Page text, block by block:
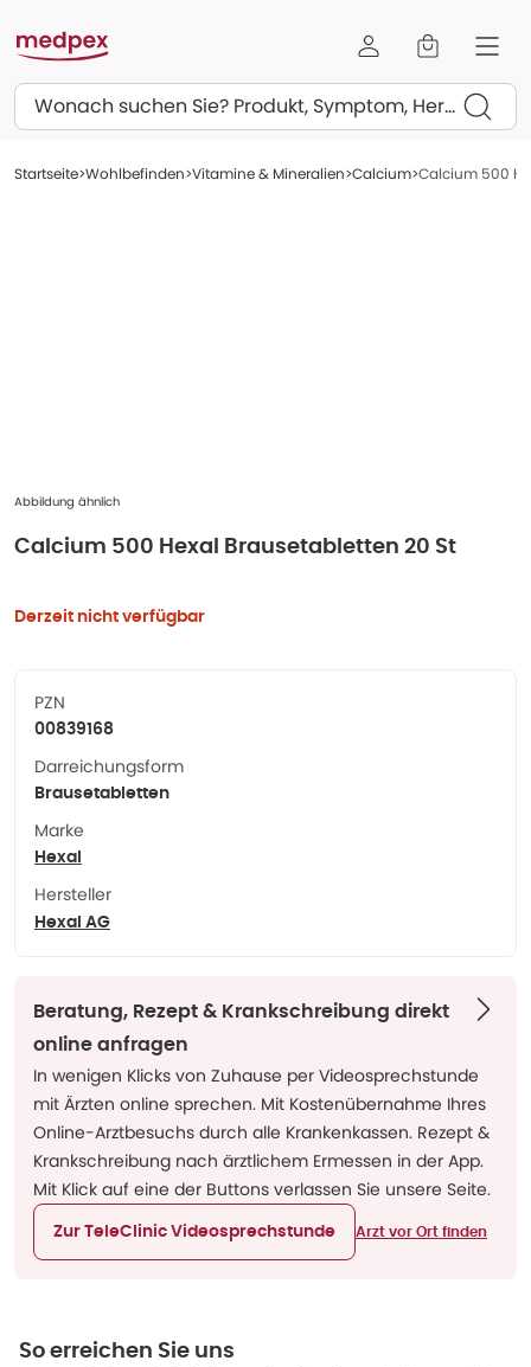
Suchen
Startseite Wohlbefinden Vitamine & Mineralien Calcium Calcium 500
Abbildung ähnlich
Calcium 500 Hexal Brausetabletten 20 St
Derzeit nicht verfügbar
PZN
00839168
Darreichungsform
Brausetabletten
Marke
Hexal
Hersteller
Hexal AG
Beratung, Rezept & Krankschreibung direkt
online anfragen
In wenigen Klicks von Zuhause per Videosprechstunde
mit Ärzten online sprechen. Mit Kostenübernahme Ihres
Online-Arztbesuchs durch alle Krankenkassen. Rezept &
Krankschreibung nach ärztlichem Ermessen in der App.
Mit Klick auf eine der Buttons verlassen Sie unsere Seite.
Zur TeleClinic Videosprechstunde Arzt vor Ort finden
So erreichen Sie uns